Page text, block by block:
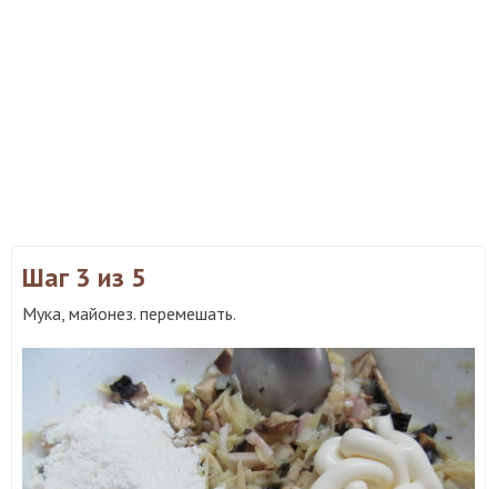
Шаг 3 из 5
Мука, майонез. перемешать.